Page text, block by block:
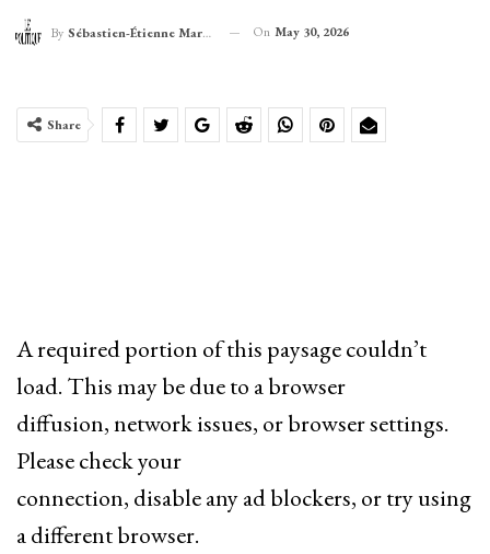
By Sébastien-Étienne Marechal On May 30, 2026
Share
A required portion of this paysage couldn’t
load. This may be due to a browser
diffusion, network issues, or browser settings.
Please check your
connection, disable any ad blockers, or try using
a different browser.